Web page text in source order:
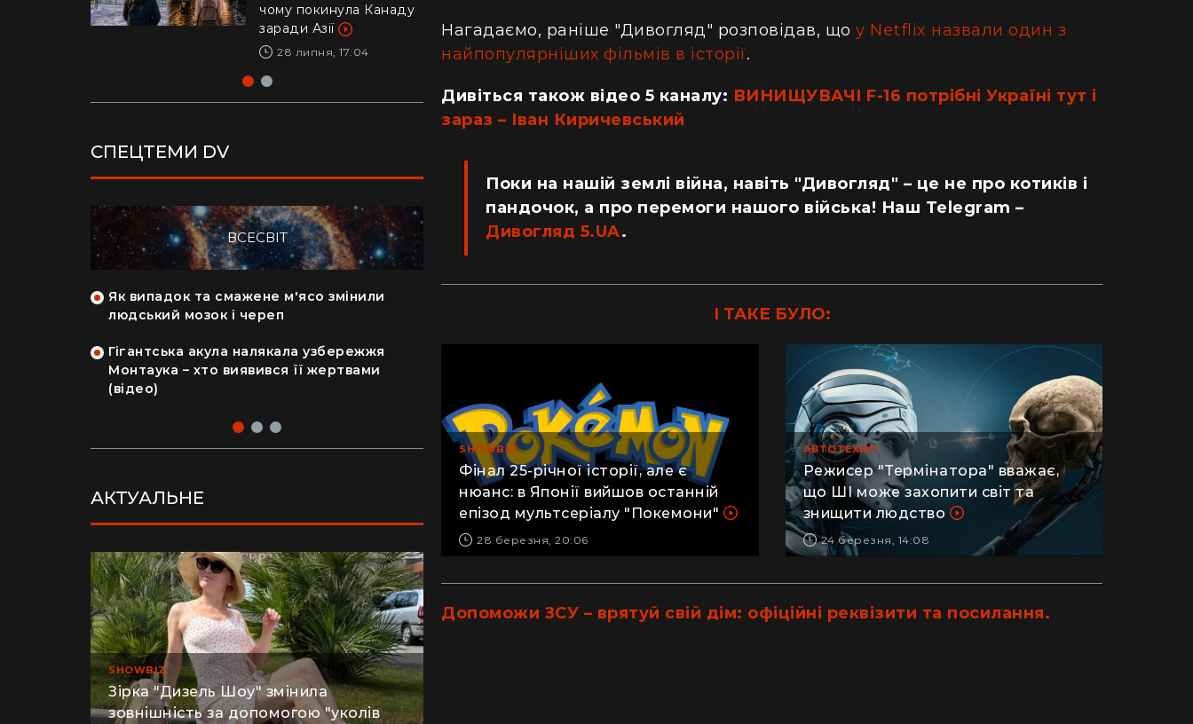
чому покинула Канаду
заради Азії
28 липня, 17:04
ризикнув життям
заради дитини –
реакція Трампа
ВСЕСВІТ
Як випадок та смажене м'ясо змінили
Гігантська акула налякала узбережжя
Монтаука – хто виявився її жертвами
Життя на круїзному лайнері: скільки
коштує купити каюту та мешкати в морі
"Жодну рослину не посаджу": як кияни
куточок (фото)
З двокімнатної в село: блогерка продала
квартиру за "єВідновлення" та купила дім
з пінопласту (відео)
SHOWBIZ
Зірка "Дизель Шоу" змінила
Нагадаємо, раніше "Дивогляд" розповідав, що у Netflix назвали один з
найпопулярніших фільмів в історії.
Дивіться також відео 5 каналу: ВИНИЩУВАЧІ F-16 потрібні Україні тут і
зараз – Іван Киричевський
Поки на нашій землі війна, навіть "Дивогляд" – це не про котиків і
пандочок, а про перемоги нашого війська! Наш Telegram –
Дивогляд 5.UA.
І ТАКЕ БУЛО:
SHOWBIZ
Фінал 25-річної історії, але є
нюанс: в Японії вийшов останній
епізод мультсеріалу "Покемони"
28 березня, 20:06
АВТОТЕХНО
Режисер "Термінатора" вважає,
що ШІ може захопити світ та
знищити людство
24 березня, 14:08
Допоможи ЗСУ – врятуй свій дім: офіційні реквізити та посилання.